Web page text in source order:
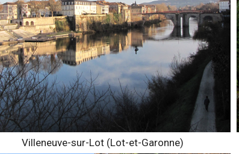
Villeneuve-sur-Lot (Lot-et-Garonne)